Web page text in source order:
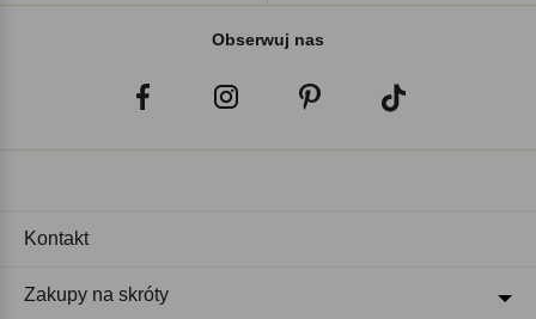
Obserwuj nas
Kontakt
Zakupy na skróty